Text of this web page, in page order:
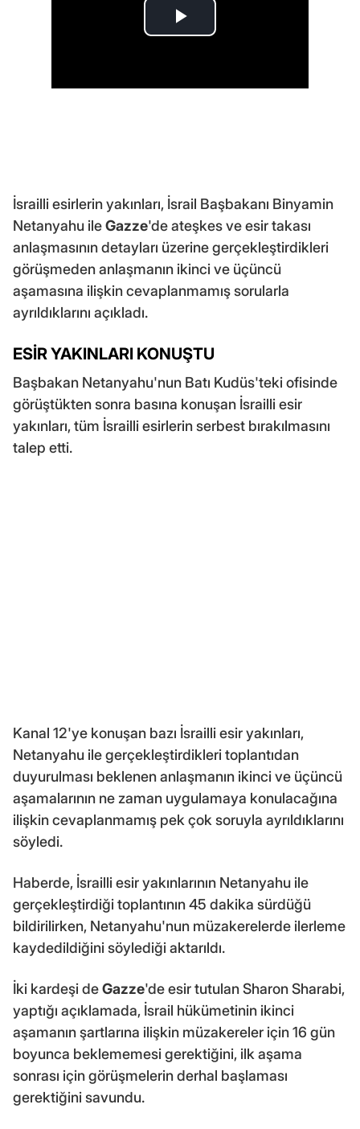
İsrailli esirlerin yakınları, İsrail Başbakanı Binyamin
Netanyahu ileGazze'de ateşkes ve esir takası
anlaşmasının detayları üzerine gerçekleştirdikleri
görüşmeden anlaşmanın ikinci ve üçüncü
aşamasına ilişkin cevaplanmamış sorularla
ayrıldıklarını açıkladı.
ESİR YAKINLARI KONUŞTU
Başbakan Netanyahu'nun Batı Kudüs'teki ofisinde
görüştükten sonra basına konuşan İsrailli esir
yakınları, tüm İsrailli esirlerin serbest bırakılmasını
talep etti.
Kanal 12'ye konuşan bazı İsrailli esir yakınları,
Netanyahu ile gerçekleştirdikleri toplantıdan
duyurulması beklenen anlaşmanın ikinci ve üçüncü
aşamalarının ne zaman uygulamaya konulacağına
ilişkin cevaplanmamış pek çok soruyla ayrıldıklarını
söyledi.
Haberde, İsrailli esir yakınlarının Netanyahu ile
gerçekleştirdiği toplantının 45 dakika sürdüğü
bildirilirken, Netanyahu'nun müzakerelerde ilerleme
kaydedildiğini söylediği aktarıldı.
İki kardeşi deGazze'de esir tutulan Sharon Sharabi,
yaptığı açıklamada, İsrail hükümetinin ikinci
aşamanın şartlarına ilişkin müzakereler için 16 gün
boyunca beklememesi gerektiğini, ilk aşama
sonrası için görüşmelerin derhal başlaması
gerektiğini savundu.